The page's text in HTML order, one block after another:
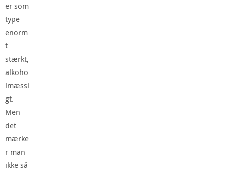
er som
type
enorm
t
stærkt,
alkoho
lmæssi
gt.
Men
det
mærke
r man
ikke så